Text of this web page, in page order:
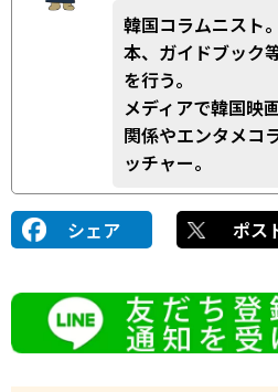
韓国コラムニスト
本、ガイドブック
を行う。
メディアで韓国映
関係やエンタメコ
ッチャー。
シェア ポス